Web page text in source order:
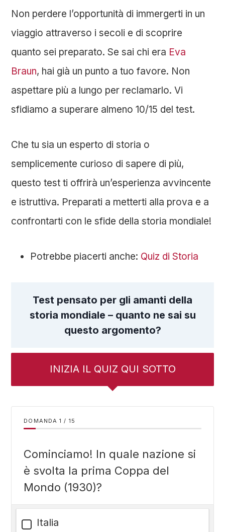
Non perdere l’opportunità di immergerti in un
viaggio attraverso i secoli e di scoprire
quanto sei preparato. Se sai chi era Eva
Braun, hai già un punto a tuo favore. Non
aspettare più a lungo per reclamarlo.Vi
sfidiamo a superare almeno 10/15 del test.
Che tu sia un esperto di storia o
semplicemente curioso di sapere di più,
questo test ti offrirà un’esperienza avvincente
e istruttiva. Preparati a metterti alla prova e a
confrontarti con le sfide della storia mondiale!
Potrebbe piacerti anche: Quiz di Storia
Test pensato per gli amanti della
storia mondiale – quanto ne sai su
questo argomento?
INIZIA IL QUIZ QUI SOTTO
DOMANDA / 15
Cominciamo! In quale nazione si
è svolta la prima Coppa del
Mondo (1930)?
Italia